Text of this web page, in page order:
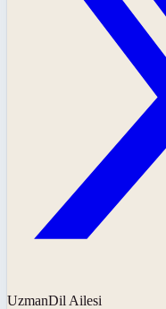
UzmanDil Ailesi